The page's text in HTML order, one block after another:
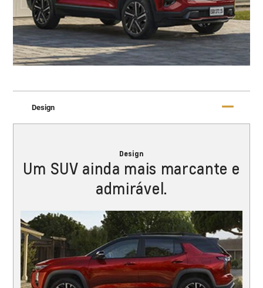
Design
Design
Um SUV ainda mais marcante e
admirável.